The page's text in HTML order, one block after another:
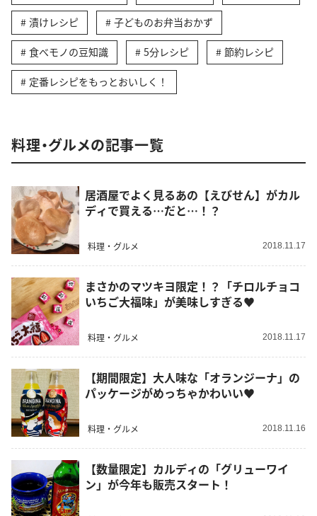
漬けレシピ 子どものお弁当おかず
食べモノの豆知識 5分レシピ 節約レシピ
定番レシピをもっとおいしく！
料理・グルメの記事一覧
居酒屋でよく見るあの【えびせん】がカル
ディで買える…だと…！？
料理・グルメ 2018.11.17
まさかのマツキヨ限定！？「チロルチョコ
いちご大福味」が美味しすぎる♥
料理・グルメ 2018.11.17
【期間限定】大人味な「オランジーナ」の
パッケージがめっちゃかわいい♥
料理・グルメ 2018.11.16
【数量限定】カルディの「グリューワイ
ン」が今年も販売スタート！